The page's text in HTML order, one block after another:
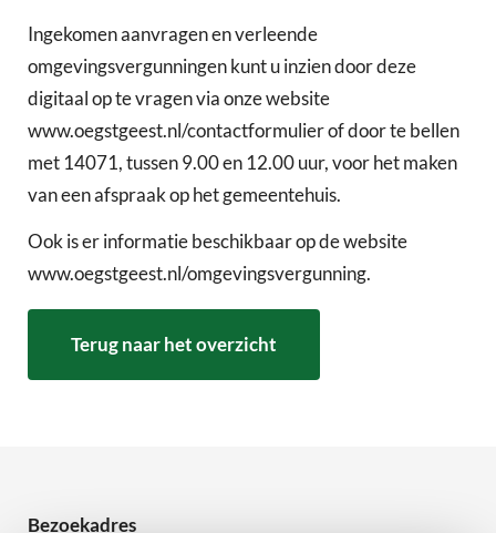
Ingekomen aanvragen en verleende
omgevingsvergunningen kunt u inzien door deze
digitaal op te vragen via onze website
www.oegstgeest.nl/contactformulier of door te bellen
met 14071, tussen 9.00 en 12.00 uur, voor het maken
van een afspraak op het gemeentehuis.
Ook is er informatie beschikbaar op de website
www.oegstgeest.nl/omgevingsvergunning.
Terug naar het overzicht
Bezoekadres